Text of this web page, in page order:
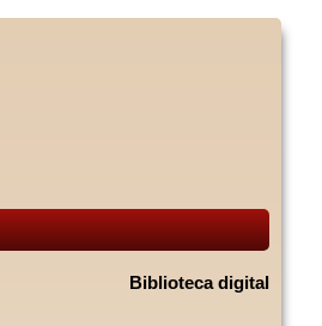
Biblioteca digital